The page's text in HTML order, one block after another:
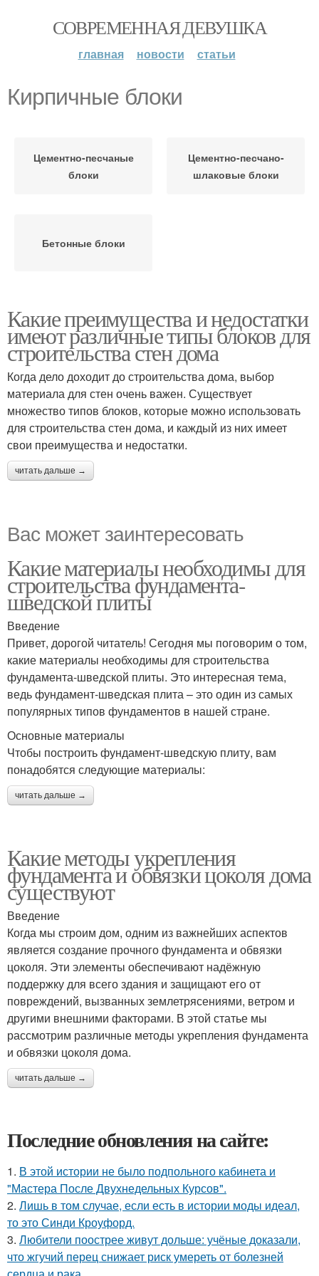
СОВРЕМЕННАЯ ДЕВУШКА
главная новости статьи
Кирпичные блоки
Цементно-песчаные
блоки
Цементно-песчано-
шлаковые блоки
Бетонные блоки
Какие преимущества и недостатки
имеют различные типы блоков для
строительства стен дома
Когда дело доходит до строительства дома, выбор
материала для стен очень важен. Существует
множество типов блоков, которые можно использовать
для строительства стен дома, и каждый из них имеет
свои преимущества и недостатки.
читать дальше →
Вас может заинтересовать
Какие материалы необходимы для
строительства фундамента-
шведской плиты
Введение
Привет, дорогой читатель! Сегодня мы поговорим о том,
какие материалы необходимы для строительства
фундамента-шведской плиты. Это интересная тема,
ведь фундамент-шведская плита – это один из самых
популярных типов фундаментов в нашей стране.
Основные материалы
Чтобы построить фундамент-шведскую плиту, вам
понадобятся следующие материалы:
читать дальше →
Какие методы укрепления
фундамента и обвязки цоколя дома
существуют
Введение
Когда мы строим дом, одним из важнейших аспектов
является создание прочного фундамента и обвязки
цоколя. Эти элементы обеспечивают надёжную
поддержку для всего здания и защищают его от
повреждений, вызванных землетрясениями, ветром и
другими внешними факторами. В этой статье мы
рассмотрим различные методы укрепления фундамента
и обвязки цоколя дома.
читать дальше →
Последние обновления на сайте:
1. В этой истории не было подпольного кабинета и
"Мастера После Двухнедельных Курсов".
2. Лишь в том случае, если есть в истории моды идеал,
то это Синди Кроуфорд.
3. Любители поострее живут дольше: учёные доказали,
что жгучий перец снижает риск умереть от болезней